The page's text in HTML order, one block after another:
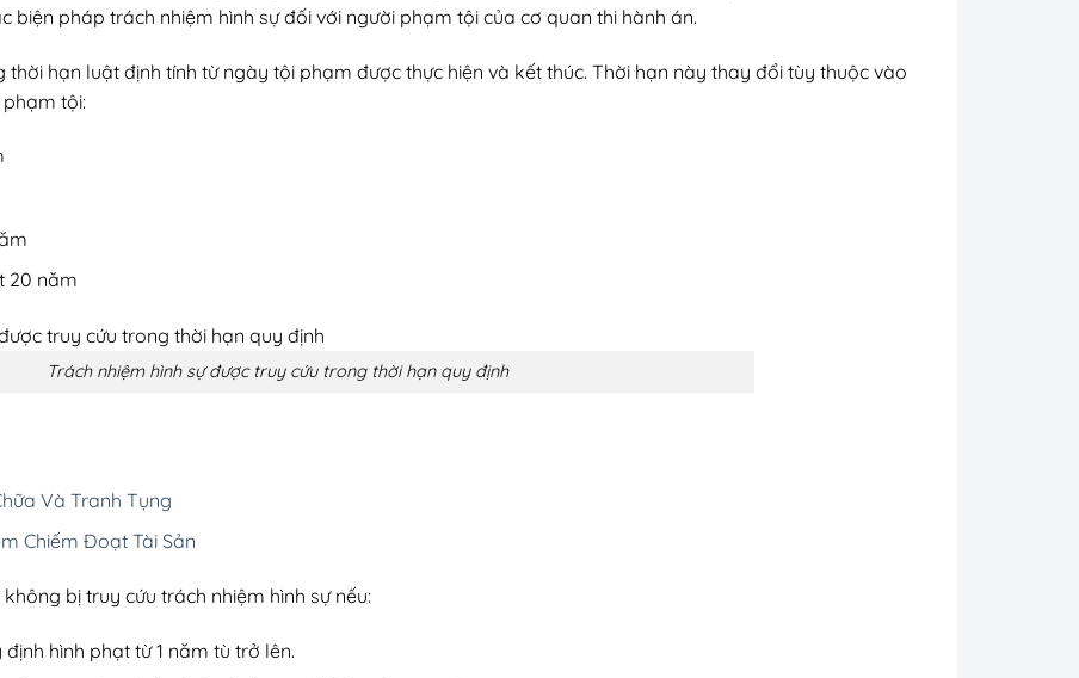
biện pháp trách nhiệm hình sự đối với người phạm tội của cơ quan thi hành án.
thời hạn luật định tính từ ngày tội phạm được thực hiện và kết thúc. Thời hạn này thay đổi tùy thuộc vào
tội:
20 năm
Trách nhiệm hình sự được truy cứu trong thời hạn quy định
Và Tranh Tụng
Chiếm Đoạt Tài Sản
bị truy cứu trách nhiệm hình sự nếu:
hình phạt từ 1 năm tù trở lên.